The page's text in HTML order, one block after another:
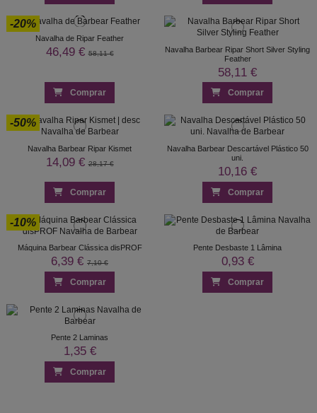
-20%
Navalha de Ripar Feather
46,49 €58,11 €
Comprar
Navalha Barbear Ripar Short Silver Styling
Feather
58,11 €
Comprar
-50%
Navalha Barbear Ripar Kismet
14,09 €28,17 €
Comprar
Navalha Barbear Descartável Plástico 50
uni.
10,16 €
Comprar
-10%
Máquina Barbear Clássica disPROF
6,39 € 7,10 €
Comprar
Pente Desbaste 1 Lâmina
0,93 €
Comprar
Pente 2 Laminas
1,35 €
Comprar